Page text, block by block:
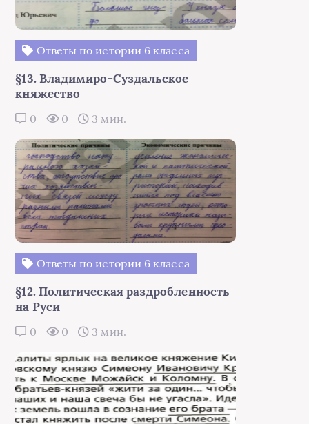
Ответы по истории 6 класса
§13. Владимиро-Суздальское
княжество
0 0 3 мин.
Ответы по истории 6 класса
§12. Политическая раздробленность
на Руси
0 0 3 мин.